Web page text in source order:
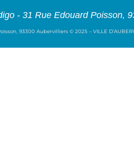
- 31 Rue Edouard Poisson,
93300 Aubervilliers © 2025 – VILLE